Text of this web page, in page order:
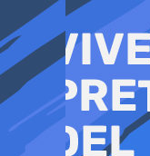
al
contenido